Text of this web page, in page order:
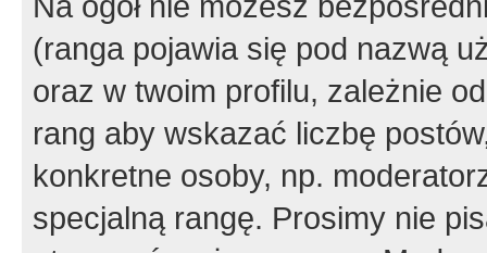
(ranga pojawia się pod nazwą
oraz w twoim profilu, zależnie
rang aby wskazać liczbę
konkretne osoby, np.
specjalną rangę. Prosimy nie